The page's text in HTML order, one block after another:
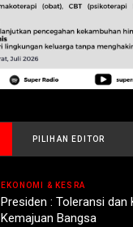
PILIHAN EDITOR
EKONOMI & KESRA
Presiden : Toleransi dan
Kemajuan Bangsa